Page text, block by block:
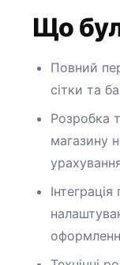
Що
Повний
сітки та
Розробка
магазину